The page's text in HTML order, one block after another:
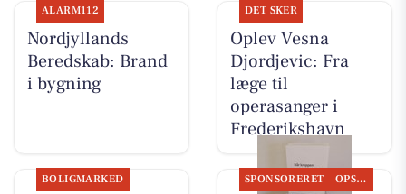
ALARM112
Nordjyllands
Beredskab: Brand
i bygning
DET SKER
Oplev Vesna
Djordjevic: Fra
læge til
operasanger i
Frederikshavn
BOLIGMARKED SPONSORERET OPSLAGSTAVLEN